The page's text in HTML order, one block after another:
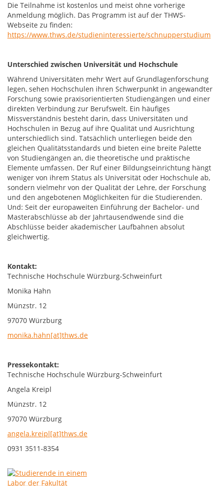
Die Teilnahme ist kostenlos und meist ohne vorherige
Anmeldung möglich. Das Programm ist auf der THWS-
Webseite zu finden:
https://www.thws.de/studieninteressierte/schnupperstudium
Unterschied zwischen Universität und Hochschule
Während Universitäten mehr Wert auf Grundlagenforschung
legen, sehen Hochschulen ihren Schwerpunkt in angewandter
Forschung sowie praxisorientierten Studiengängen und einer
direkten Verbindung zur Berufswelt. Ein häufiges
Missverständnis besteht darin, dass Universitäten und
Hochschulen in Bezug auf ihre Qualität und Ausrichtung
unterschiedlich sind. Tatsächlich unterliegen beide den
gleichen Qualitätsstandards und bieten eine breite Palette
von Studiengängen an, die theoretische und praktische
Elemente umfassen. Der Ruf einer Bildungseinrichtung hängt
weniger von ihrem Status als Universität oder Hochschule ab,
sondern vielmehr von der Qualität der Lehre, der Forschung
und den angebotenen Möglichkeiten für die Studierenden.
Und: Seit der europaweiten Einführung der Bachelor- und
Masterabschlüsse ab der Jahrtausendwende sind die
Abschlüsse beider akademischer Laufbahnen absolut
gleichwertig.
Kontakt:
Technische Hochschule Würzburg-Schweinfurt
Monika Hahn
Münzstr. 12
97070 Würzburg
monika.hahn[at]thws.de
Pressekontakt:
Technische Hochschule Würzburg-Schweinfurt
Angela Kreipl
Münzstr. 12
97070 Würzburg
angela.kreipl[at]thws.de
0931 3511-8354